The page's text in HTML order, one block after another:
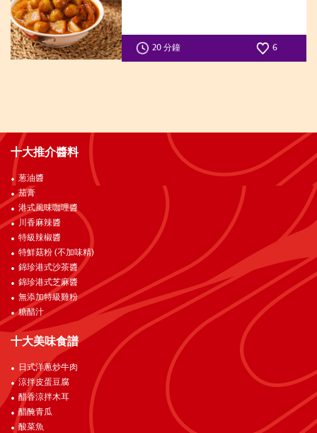
20 分鐘 6
十大推介醬料
葱油醬
茄膏
港式風味咖哩醬
川香麻辣醬
特級辣椒醬
特鮮菇粉 (不加味精)
錦珍港式沙茶醬
錦珍港式芝麻醬
無添加特級雞粉
糖醋汁
十大美味食譜
日式洋蔥炒牛肉
涼拌皮蛋豆腐
醋香涼拌木耳
醋醃青瓜
酸菜魚